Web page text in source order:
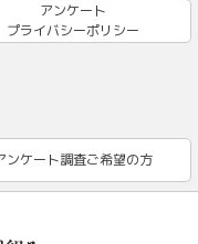
アンケート
プライバシーポリシー
ンケート調査ご希望の方